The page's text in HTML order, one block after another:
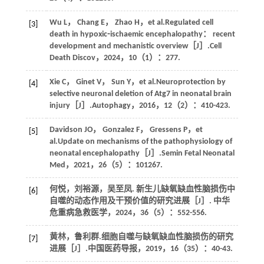
[3] Wu L， Chang E， Zhao H ， et al.Regulated cell
death in hypoxic⁃ischaemic encephalopathy： recent
development and mechanistic overview［J］.Cell
Death Discov， 2024， 10（1）：277.
[4] Xie C， Ginet V， Sun Y， et al.Neuroprotection by
selective neuronal deletion of Atg7 in neonatal brain
injury［J］.Autophagy， 2016， 12（2）：410-423.
[5] Davidson JO， Gonzalez F， Gressens P， et
al.Update on mechanisms of the pathophysiology of
neonatal encephalopathy［J］.Semin Fetal Neonatal
Med ， 2021， 26（5）：101267.
[6]
何悦，刘裕源，吴至凤. 新生儿缺氧缺血性脑损伤中
自噬的动态作用及干预价值的研究进展［J］. 中华
危重病急救医学， 2024， 36（5）：552-556.
[7]
黄林，鲁利群.细胞自噬与缺氧缺血性脑损伤的研究
进展［J］.中国医药导报， 2019， 16（35）：40-43.